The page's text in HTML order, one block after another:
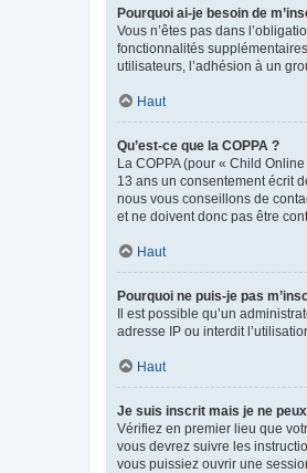
Pourquoi ai-je besoin de
Vous n’êtes pas dans
fonctionnalités
utilisateurs, l’adhésion à un
Haut
Qu’est-ce que la COPPA ?
La COPPA (pour « Child
13 ans un consentement écrit
nous vous conseillons de
et ne doivent donc pas être
Haut
Pourquoi ne puis-je pas
Il est possible qu’un
adresse IP ou interdit
Haut
Je suis inscrit mais je ne
Vérifiez en premier lieu que
vous devrez suivre les
vous puissiez ouvrir une